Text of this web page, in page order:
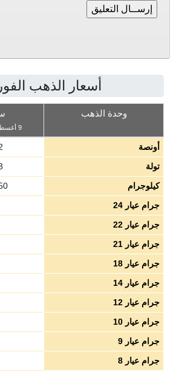
أسعار الذهب
وحدة الذهب
9 أغسطس 2026, 09:47:59
أونصة
تولة
كيلوجرام
جرام عيار 24
جرام عيار 22
جرام عيار 21
جرام عيار 18
جرام عيار 14
جرام عيار 12
جرام عيار 10
جرام عيار 9
جرام عيار 8